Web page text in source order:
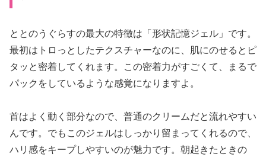
ととのうぐらすの最大の特徴は「形状記憶ジェル」です。
最初はトロっとしたテクスチャーなのに、肌にのせるとピ
タッと密着してくれます。この密着力がすごくて、まるで
パックをしているような感覚になりますよ。
首はよく動く部分なので、普通のクリームだと流れやすい
んです。でもこのジェルはしっかり留まってくれるので、
ハリ感をキープしやすいのが魅力です。朝起きたときの